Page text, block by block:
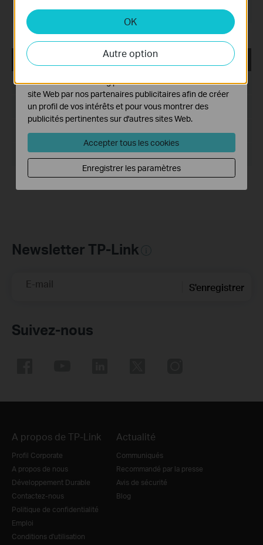
2000/XP/2003/Vista/7/8/8.1/10
TL-PS110U PSAdmin Management Utility
Date de publication:2017-08-08
Langue:Anglais
Taille du fichier:2.89 MB
Système d'Exploitation: Win98SE/Me/NT/2000/XP/Vista
Newsletter TP-Link
E-mail S'enregistrer
Suivez-nous
A propos de TP-Link
Profil Corporate
A propos de nous
Développement Durable
Contactez-nous
Politique de confidentialité
Emploi
Conditions d'utilisation
Actualité
Communiqués
Recommandé par la presse
Avis de sécurité
Blog
OK
Autre option
Cookies d'analyse et marketing
Les cookies d'analyse nous permettent d'analyser vos
activités sur notre site Web pour améliorer et ajuster les
fonctionnalités de notre site Web.
Les cookies marketing peuvent être définis via notre
site Web par nos partenaires publicitaires afin de créer
un profil de vos intérêts et pour vous montrer des
publicités pertinentes sur d'autres sites Web.
Accepter tous les cookies
Enregistrer les paramètres